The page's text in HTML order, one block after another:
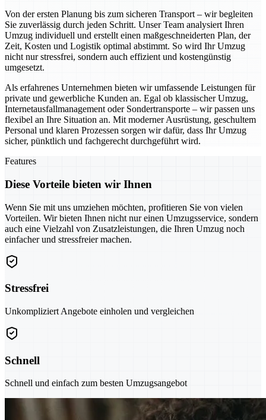
Von der ersten Planung bis zum sicheren Transport – wir begleiten
Sie zuverlässig durch jeden Schritt. Unser Team analysiert Ihren
Umzug individuell und erstellt einen maßgeschneiderten Plan, der
Zeit, Kosten und Logistik optimal abstimmt. So wird Ihr Umzug
nicht nur stressfrei, sondern auch effizient und kostengünstig
umgesetzt.
Als erfahrenes Unternehmen bieten wir umfassende Leistungen für
private und gewerbliche Kunden an. Egal ob klassischer Umzug,
Internetausfallmanagement oder Sondertransporte – wir passen uns
flexibel an Ihre Situation an. Mit moderner Ausrüstung, geschultem
Personal und klaren Prozessen sorgen wir dafür, dass Ihr Umzug
sicher, pünktlich und fachgerecht durchgeführt wird.
Features
Diese Vorteile bieten wir Ihnen
Wenn Sie mit uns umziehen möchten, profitieren Sie von vielen
Vorteilen. Wir bieten Ihnen nicht nur einen Umzugsservice, sondern
auch eine Vielzahl von Zusatzleistungen, die Ihren Umzug noch
einfacher und stressfreier machen.
Stressfrei
Unkompliziert Angebote einholen und vergleichen
Schnell
Schnell und einfach zum besten Umzugsangebot